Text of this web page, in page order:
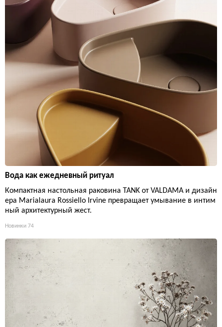
Вода как ежедневный ритуал
Компактная настольная раковина TANK от VALDAMA и дизайн
ера Marialaura Rossiello Irvine превращает умывание в интим
ный архитектурный жест.
Новинки 74